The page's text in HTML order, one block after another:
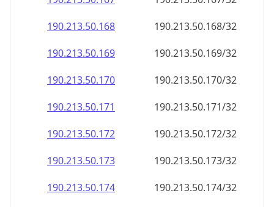
190.213.50.168
190.213.50.168/32
190.213.50.169
190.213.50.169/32
190.213.50.170
190.213.50.170/32
190.213.50.171
190.213.50.171/32
190.213.50.172
190.213.50.172/32
190.213.50.173
190.213.50.173/32
190.213.50.174
190.213.50.174/32